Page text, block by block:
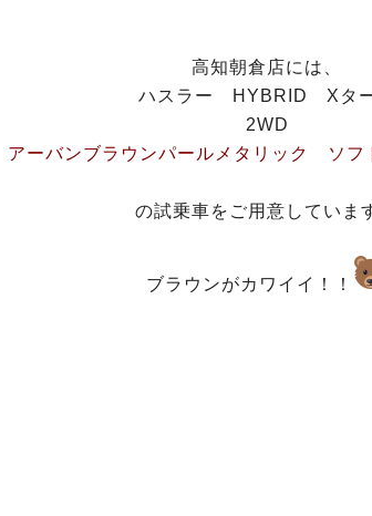
高知朝倉店には、
ハスラー HYBRID Xタ
2WD
アーバンブラウンパールメタリック ソフ
の試乗車をご用意していま
ブラウンがカワイイ！！